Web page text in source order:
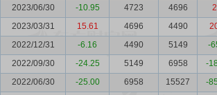
2023/06/30
-10.95 4723 4696
2023/03/31
15.61 4696 4490
2022/12/31
-6.16 4490 5149
-
2022/09/30
-24.25 5149 6958
-
2022/06/30
-25.00 6958 15527
-